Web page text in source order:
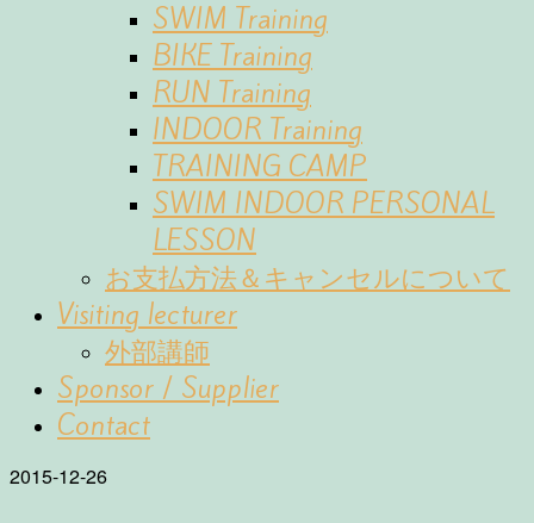
SWIM Training
BIKE Training
RUN Training
INDOOR Training
TRAINING CAMP
SWIM INDOOR PERSONAL
LESSON
お支払方法＆キャンセルについて
Visiting lecturer
外部講師
Sponsor / Supplier
Contact
2015-12-26